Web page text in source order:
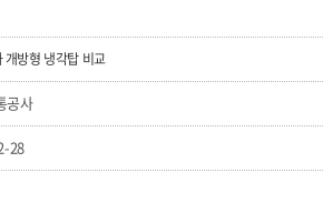
개방형 냉각탑 비교
공사
28